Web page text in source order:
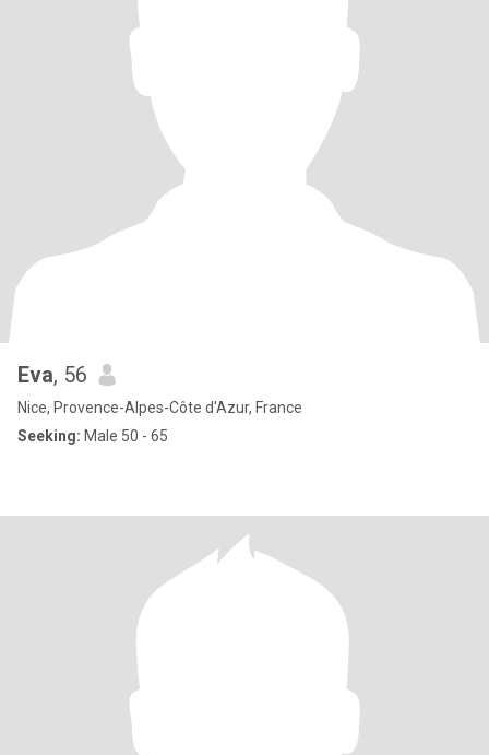
Eva, 56
Nice, Provence-Alpes-Côte d'Azur, France
Seeking: Male 50 - 65